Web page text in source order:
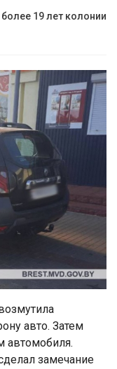
19 лет колонии
авто. Затем
автомобиля.
замечание